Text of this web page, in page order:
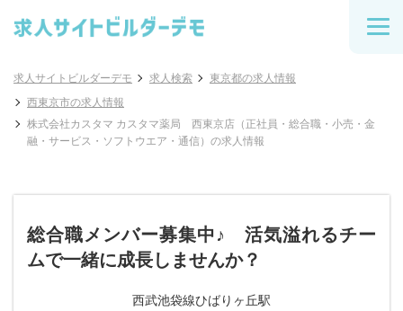
求人サイトビルダーデモ 求人検索
東京都の求人情報
西東京市の求人情報
株式会社カスタマ カスタマ薬局 西東京店（正社員・総合職・小売・金
融・サービス・ソフトウエア・通信）の求人情報
総合職メンバー募集中♪ 活気溢れるチー
ムで一緒に成長しませんか？
西武池袋線ひばりヶ丘駅